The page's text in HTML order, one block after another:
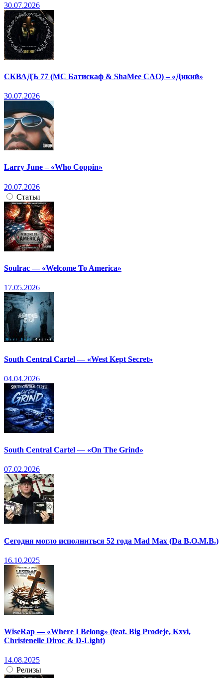
30.07.2026
СКВАДЪ 77 (МС Батискаф & ShaMee CAO) – «Дикий»
30.07.2026
Larry June – «Who Coppin»
20.07.2026
Статьи
Soulrac — «Welcome To America»
17.05.2026
South Central Cartel — «West Kept Secret»
04.04.2026
South Central Cartel — «On The Grind»
07.02.2026
Сегодня могло исполниться 52 года Mad Max (Da B.O.M.B.)
16.10.2025
WiseRap — «Where I Belong» (feat. Big Prodeje, Kxvi,
Christenelle Diroc & D-Light)
14.08.2025
Релизы